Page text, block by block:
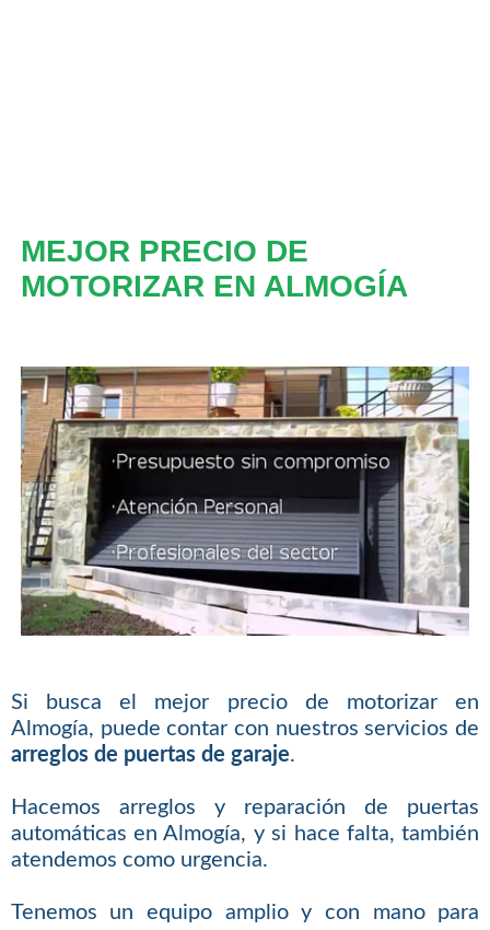
MEJOR PRECIO DE
MOTORIZAR EN ALMOGÍA
Si busca el mejor precio de motorizar en
Almogía, puede contar con nuestros servicios de
arreglos de puertas de garaje.
Hacemos arreglos y reparación de puertas
automáticas en Almogía, y si hace falta, también
atendemos como urgencia.
Tenemos un equipo amplio y con mano para